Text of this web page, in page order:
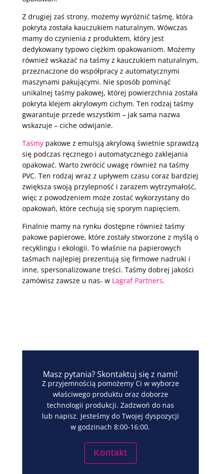
Z drugiej zaś strony, możemy wyróżnić taśmę, która
pokryta została kauczukiem naturalnym. Wówczas
mamy do czynienia z produktem, który jest
dedykowany typowo ciężkim opakowaniom. Możemy
również wskazać na taśmy z kauczukiem naturalnym,
przeznaczone do współpracy z automatycznymi
maszynami pakującymi. Nie sposób pominąć
unikalnej taśmy pakowej, której powierzchnia została
pokryta klejem akrylowym cichym. Ten rodzaj taśmy
gwarantuje przede wszystkim – jak sama nazwa
wskazuje – ciche odwijanie.
Taśmypakowe z emulsją akrylową świetnie sprawdzą
się podczas ręcznego i automatycznego zaklejania
opakować. Warto zwrócić uwagę również na taśmy
PVC. Ten rodzaj wraz z upływem czasu coraz bardziej
zwiększa swoją przylepność i zarazem wytrzymałość,
więc z powodzeniem może zostać wykorzystany do
opakowań, które cechują się sporym napięciem.
Finalnie mamy na rynku dostępne również taśmy
pakowe papierowe, które zostały stworzone z myślą o
recyklingu i ekologii. To właśnie na papierowych
taśmach najlepiej prezentują się firmowe nadruki i
inne, spersonalizowane treści. Taśmy dobrej jakości
zamówisz zawsze u nas- w Lagraf Partners.
Masz pytania? Skontaktuj się z nami!
Z przyjemnością pomożemy Ci w wyborze
właściwego produktu oraz doborze
technologii produkcji. Zadzwoń do nas
lub napisz. Jesteśmy do Twojej dyspozycji
w godzinach 8:00-16:00.
Kontakt